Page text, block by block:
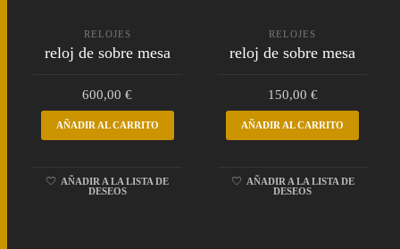
RELOJES
reloj de sobre mesa
600,00€
AÑADIR AL CARRITO
AÑADIR A LA LISTA DE
DESEOS
RELOJES
reloj de sobre mesa
150,00 €
AÑADIR AL CARRITO
AÑADIR A LA LISTA DE
DESEOS